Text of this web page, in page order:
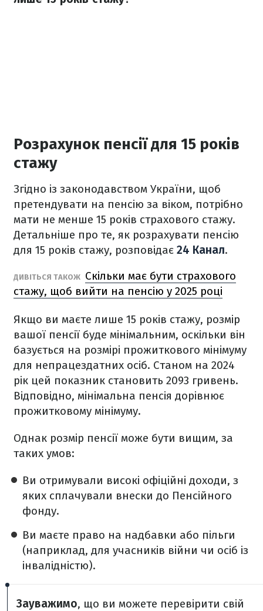
Розрахунок пенсії для 15 років
стажу
Згідно із законодавством України, щоб
претендувати на пенсію за віком, потрібно
мати не менше 15 років страхового стажу.
Детальніше про те, як розрахувати пенсію
для 15 років стажу, розповідає 24 Канал.
ДИВІТЬСЯ ТАКОЖ Скільки має бути страхового
стажу, щоб вийти на пенсію у 2025 році
Якщо ви маєте лише 15 років стажу, розмір
вашої пенсії буде мінімальним, оскільки він
базується на розмірі прожиткового мінімуму
для непрацездатних осіб. Станом на 2024
рік цей показник становить 2093 гривень.
Відповідно, мінімальна пенсія дорівнює
прожитковому мінімуму.
Однак розмір пенсії може бути вищим, за
таких умов:
Ви отримували високі офіційні доходи, з
яких сплачували внески до Пенсійного
фонду.
Ви маєте право на надбавки або пільги
(наприклад, для учасників війни чи осіб із
інвалідністю).
Зауважимо, що ви можете перевірити свій